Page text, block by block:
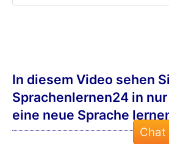
In diesem Video sehen
Sprachenlernen24 in
eine neue Sprache
Chat